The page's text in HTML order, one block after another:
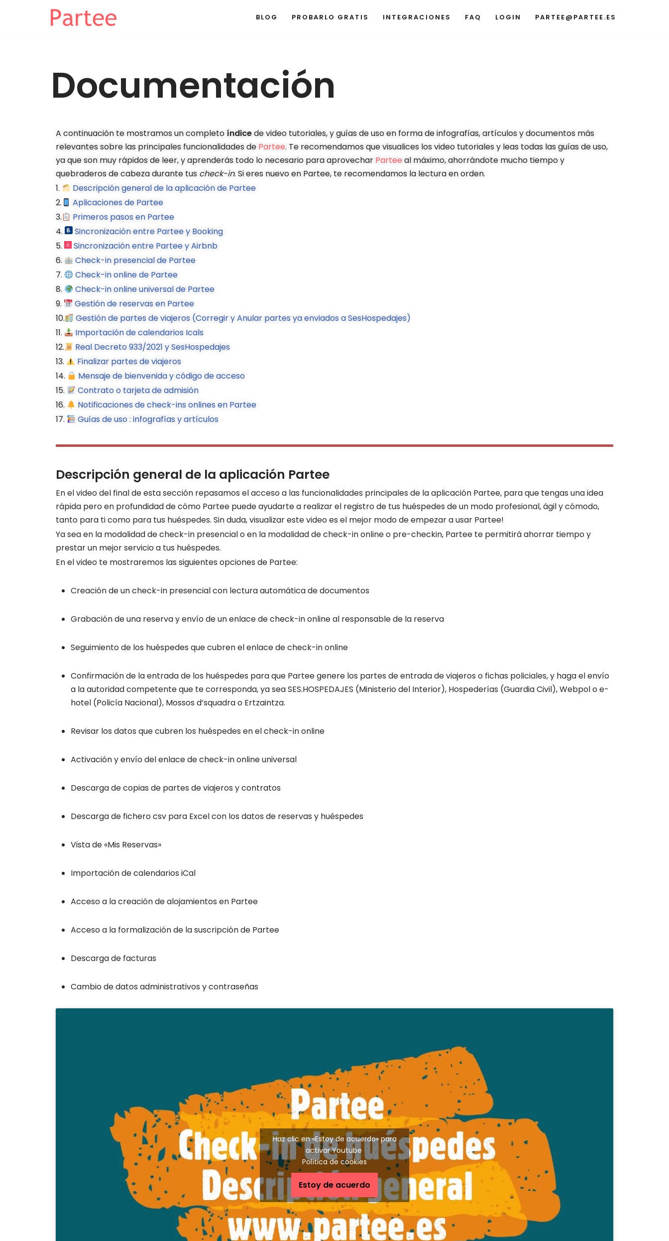
BLOG PROBARLO GRATIS INTEGRACIONES FAQ LOGIN PARTEE@PARTEE.ES
Documentación
A continuación te mostramos un completo índicede video tutoriales, y guías de uso en forma de infografías, artículos y documentos más
relevantes sobre las principales funcionalidades de Partee. Te recomendamos que visualices los video tutoriales y leas todas las guías de uso,
ya que son muy rápidos de leer, y aprenderás todo lo necesario para aprovechar Parteeal máximo, ahorrándote mucho tiempo y
quebraderos de cabeza durante tus check-in. Si eres nuevo en Partee, te recomendamos la lectura en orden.
1.
Descripción general de la aplicación de Partee
2.
Aplicaciones de Partee
3.
Primeros pasos en Partee
4.
Sincronización entre Partee y Booking
5.
Sincronización entre Partee y Airbnb
6.
Check-in presencial de Partee
7.
Check-in online de Partee
8.
Check-in online universal de Partee
9.
Gestión de reservas en Partee
10.
Gestión de partes de viajeros (Corregir y Anular partes ya enviados a SesHospedajes)
11.
Importación de calendarios Icals
12.
Real Decreto 933/2021 y SesHospedajes
13.
Finalizar partes de viajeros
14.
Mensaje de bienvenida y código de acceso
15.
Contrato o tarjeta de admisión
16.
Notificaciones de check-ins onlines en Partee
17.
Guías de uso : infografías y artículos
Descripción general de la aplicación Partee
En el video del final de esta sección repasamos el acceso a las funcionalidades principales de la aplicación Partee, para que tengas una idea
rápida pero en profundidad de cómo Partee puede ayudarte a realizar el registro de tus huéspedes de un modo profesional, ágil y cómodo,
tanto para ti como para tus huéspedes. Sin duda, visualizar este video es el mejor modo de empezar a usar Partee!
Ya sea en la modalidad de check-in presencial o en la modalidad de check-in online o pre-checkin, Partee te permitirá ahorrar tiempo y
prestar un mejor servicio a tus huéspedes.
En el video te mostraremos las siguientes opciones de Partee:
Creación de un check-in presencial con lectura automática de documentos
Grabación de una reserva y envío de un enlace de check-in online al responsable de la reserva
Seguimiento de los huéspedes que cubren el enlace de check-in online
Confirmación de la entrada de los huéspedes para que Partee genere los partes de entrada de viajeros o fichas policiales, y haga el envío
a la autoridad competente que te corresponda, ya sea SES.HOSPEDAJES (Ministerio del Interior), Hospederías (Guardia Civil), Webpol o e-
hotel (Policía Nacional), Mossos d’squadra o Ertzaintza.
Revisar los datos que cubren los huéspedes en el check-in online
Activación y envío del enlace de check-in online universal
Descarga de copias de partes de viajeros y contratos
Descarga de fichero csv para Excel con los datos de reservas y huéspedes
Vista de «Mis Reservas»
Importación de calendarios iCal
Acceso a la creación de alojamientos en Partee
Acceso a la formalización de la suscripción de Partee
Descarga de facturas
Cambio de datos administrativos y contraseñas
Haz clic en «Estoy de acuerdo» para
activar Youtube
Política de cookies
Estoy de acuerdo